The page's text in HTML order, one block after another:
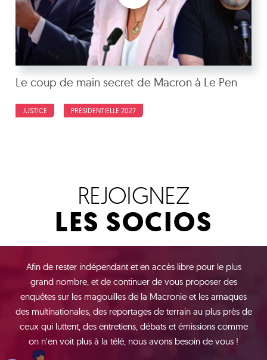
Le coup de main secret de Macron à Le Pen
JUSTICE PRÉSIDENTIELLE 2027
REJOIGNEZ
LES SOCIOS
Afin de rester indépendant et en accès libre pour le plus
grand nombre, et de continuer de vous proposer des
enquêtes sur les magouilles de la Macronie et les arnaques
des multinationales, des reportages de terrain au plus près de
ceux qui luttent, des entretiens, débats et émissions comme
on n'en voit plus à la télé, nous avons besoin de vous !